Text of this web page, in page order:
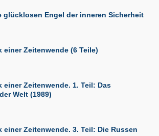
glücklosen Engel der inneren Sicherheit
einer Zeitenwende (6 Teile)
einer Zeitenwende. 1. Teil: Das
Welt (1989)
einer Zeitenwende. 3. Teil: Die Russen